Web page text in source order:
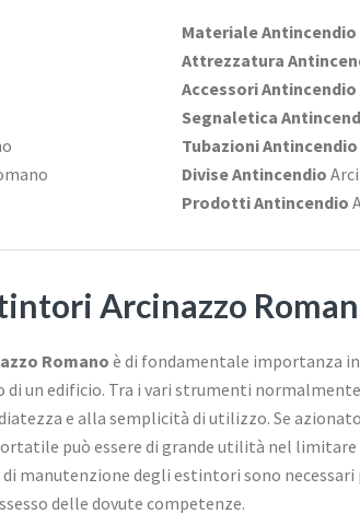
Materiale Antincendio
Attrezzatura
Accessori Antincendio
Segnaletica
Tubazioni Antincendio
Divise Antincendio
Prodotti Antincendio
Arcinazzo
Romanoè di fondamentale importanza
un edificio. Tra i vari strumenti
e alla semplicità di utilizzo. Se
può essere di grande utilità nel
manutenzione degli estintori sono
delle dovute competenze.